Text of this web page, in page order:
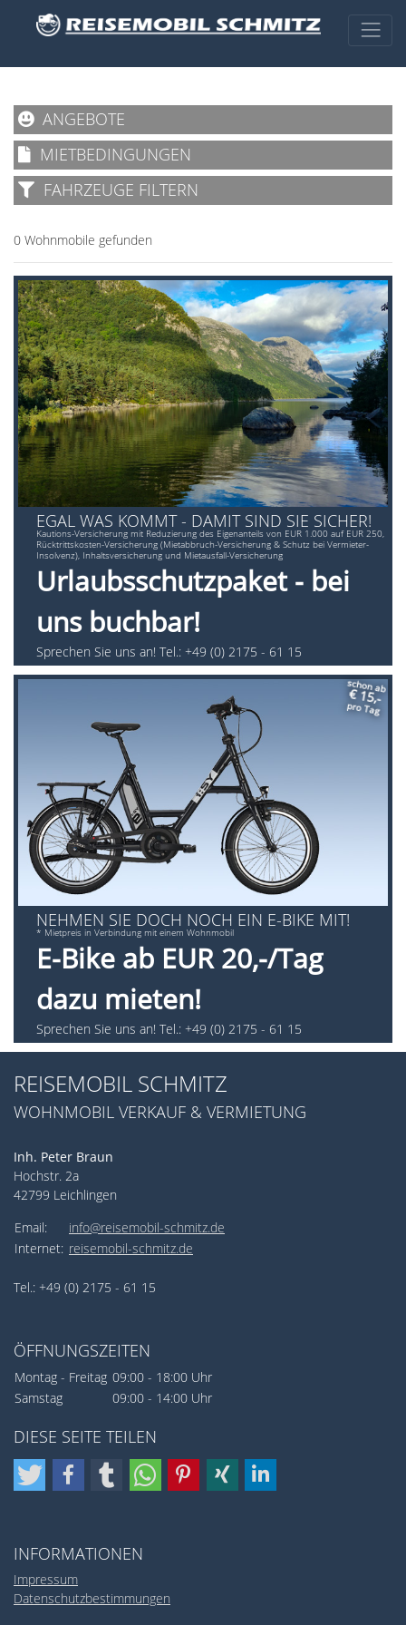
ANGEBOTE
MIETBEDINGUNGEN
FAHRZEUGE FILTERN
0 Wohnmobile gefunden
EGAL WAS KOMMT - DAMIT SIND SIE SICHER!
Kautions-Versicherung mit Reduzierung des Eigenanteils von EUR 1.000 auf EUR 250,
Rücktrittskosten-Versicherung (Mietabbruch-Versicherung & Schutz bei Vermieter-
Insolvenz), Inhaltsversicherung und Mietausfall-Versicherung
Urlaubsschutzpaket - bei
uns buchbar!
Sprechen Sie uns an! Tel.: +49 (0) 2175 - 61 15
schon ab
€ 15,-
pro Tag
NEHMEN SIE DOCH NOCH EIN E-BIKE MIT!
* Mietpreis in Verbindung mit einem Wohnmobil
E-Bike ab EUR 20,-/Tag
dazu mieten!
Sprechen Sie uns an! Tel.: +49 (0) 2175 - 61 15
REISEMOBIL SCHMITZ
WOHNMOBIL VERKAUF & VERMIETUNG
Inh. Peter Braun
Hochstr. 2a
42799 Leichlingen
Email:
info@reisemobil-schmitz.de
Internet: reisemobil-schmitz.de
Tel.: +49 (0) 2175 - 61 15
ÖFFNUNGSZEITEN
Montag - Freitag 09:00 - 18:00 Uhr
Samstag
09:00 - 14:00 Uhr
DIESE SEITE TEILEN
INFORMATIONEN
Impressum
Datenschutzbestimmungen